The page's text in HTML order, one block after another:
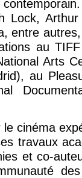
Lock,
entre
au
Arts
au
cinéma
travaux
et co-